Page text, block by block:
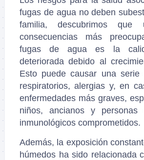
fugas de agua no deben
familia, descubrimos
consecuencias más
fugas de agua es la
deteriorada debido al
Esto puede causar una serie
respiratorios, alergias y, en
enfermedades más graves,
niños, ancianos y personas
inmunológicos comprometidos.
Además, la exposición
húmedos ha sido relacionada